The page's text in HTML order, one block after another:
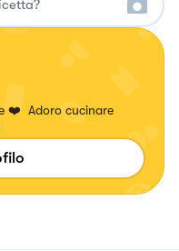
❤️ Adoro cucinare